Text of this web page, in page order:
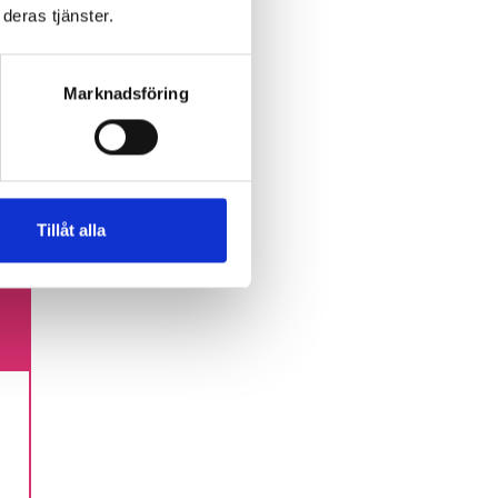
tjänster.
Marknadsföring
Tillåt alla